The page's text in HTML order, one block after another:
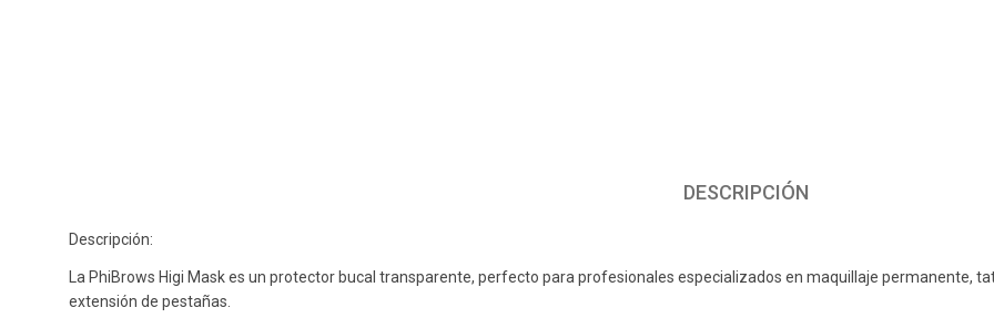
DESCRIPCIÓN
Descripción:
La PhiBrows Higi Mask es un protector bucal transparente, perfecto para profesionales especializados en maquillaje permanente,
extensión de pestañas.